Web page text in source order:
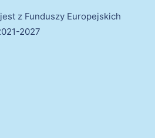
z Funduszy Europejskich
2027